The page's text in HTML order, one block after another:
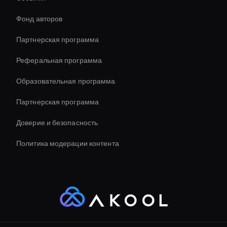
Holographic Virtual Assistant
Real-Time Face Swap Ai
Фонд авторов
Партнерская программа
Реферальная программа
Образовательная программа
Партнерская программа
Доверие и безопасность
Политика модерации контента